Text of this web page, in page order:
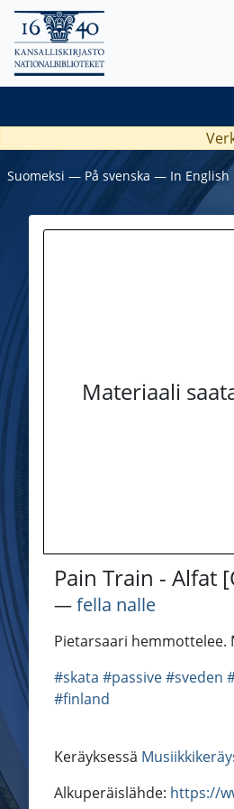
Suomeksi ― På svenska ― In English
Materiaali
Pain Train - Alfat
―fella nalle
Pietarsaari hemmottelee.
#skata #passive#sveden
#finland
Keräyksessä
Alkuperäislähde: https://